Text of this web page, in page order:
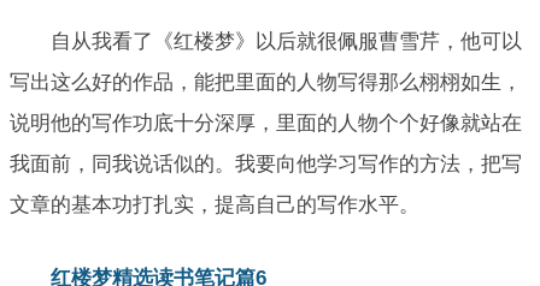
自从我看了《红楼梦》以后就很佩服曹雪芹，他可以
写出这么好的作品，能把里面的人物写得那么栩栩如生，
说明他的写作功底十分深厚，里面的人物个个好像就站在
我面前，同我说话似的。我要向他学习写作的方法，把写
文章的基本功打扎实，提高自己的写作水平。
红楼梦精选读书笔记篇6